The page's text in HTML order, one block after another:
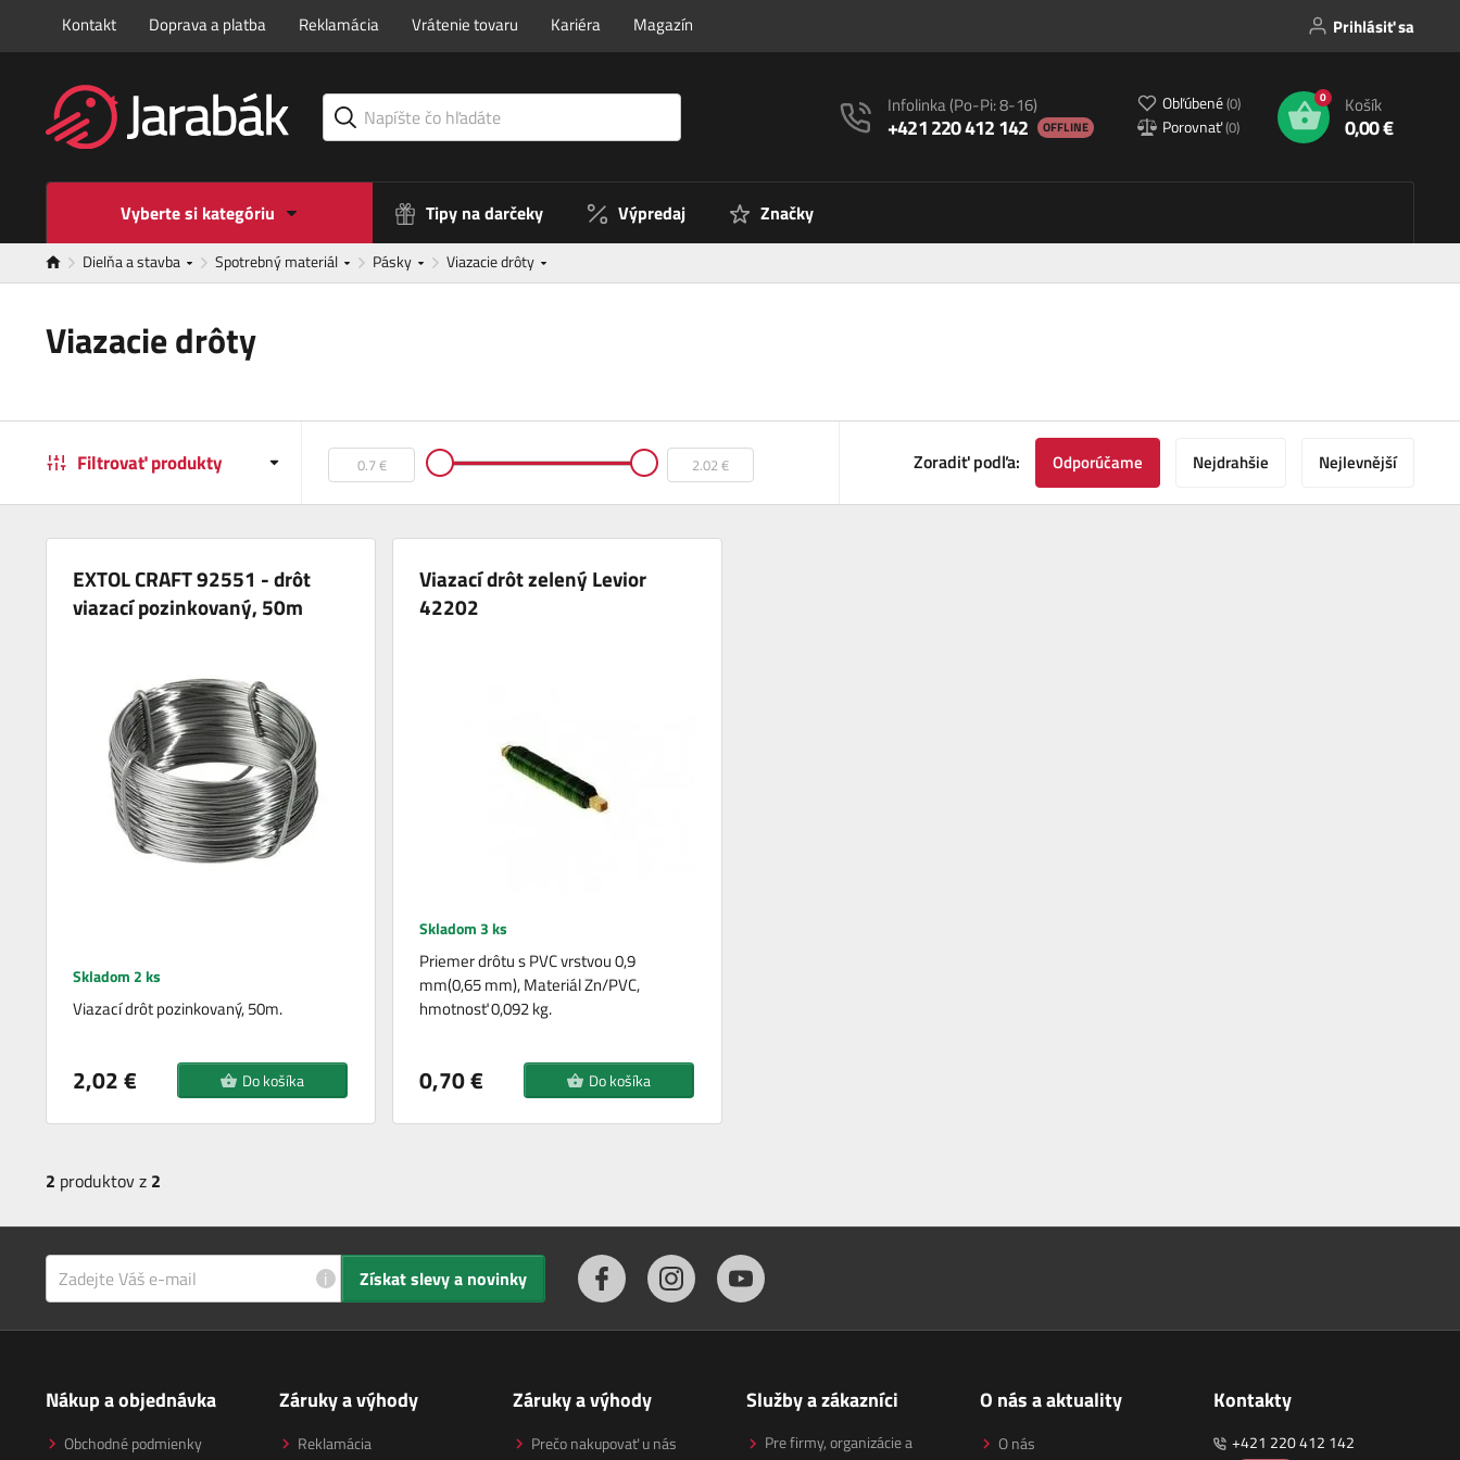
Kontakt Doprava a platba Reklamácia Vrátenie tovaru Kariéra Magazín Prihlásiť sa
Infolinka(Po-Pi: 8-16)
+421 220 412 142 OFFLINE
Obľúbené(0)
Porovnať(0)
0 Košík
0,00 €
Vyberte si kategóriu Tipy na darčeky Výpredaj Značky
Dielňa a stavba Spotrebný materiál Pásky Viazacie drôty
Viazacie drôty
Filtrovať produkty Zoradiť podľa: Odporúčame Nejdrahšie Nejlevnější
EXTOL CRAFT 92551 - drôt
viazací pozinkovaný, 50m
Skladom 2 ks
Viazací drôt pozinkovaný, 50m.
2,02 € Do košíka
Viazací drôt zelený Levior
42202
Skladom 3 ks
Priemer drôtu s PVC vrstvou 0,9
mm(0,65 mm), Materiál Zn/PVC,
hmotnosť 0,092 kg.
0,70 € Do košíka
2 produktov z 2
i Získat slevy a novinky
Nákup a objednávka
Obchodné podmienky
Záruky a výhody
Reklamácia
Záruky a výhody
Prečo nakupovať u nás
Služby a zákazníci
Pre firmy, organizácie a
O nás a aktuality
O nás
Kontakty
+421 220 412 142